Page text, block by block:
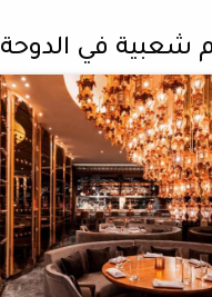
شعبية في الدوحة